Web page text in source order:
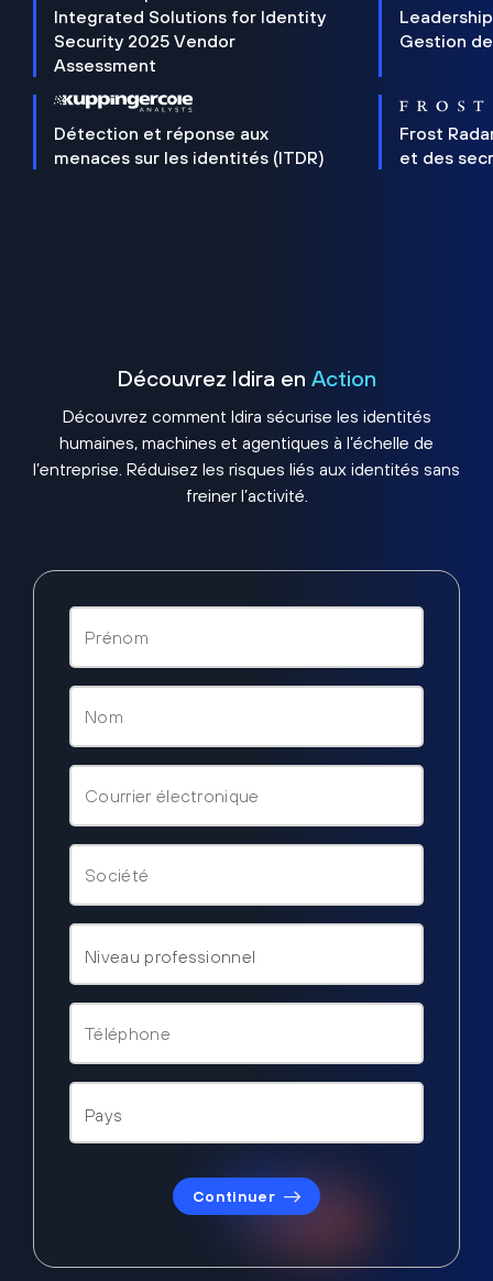
Integrated Solutions for Identity
Security 2025 Vendor
Assessment
Gestion
Détection et réponse aux
menaces sur les identités (ITDR)
Frost
et des
Découvrez Idira en Action
Découvrez comment Idira sécurise les identités
humaines, machines et agentiques à l’échelle de
l’entreprise. Réduisez les risques liés aux identités sans
freiner l’activité.
Continuer